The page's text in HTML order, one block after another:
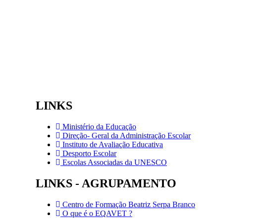
LINKS
Ministério da Educação
Direção- Geral da Administração Escolar
Instituto de Avaliação Educativa
Desporto Escolar
Escolas Associadas da UNESCO
LINKS - AGRUPAMENTO
Centro de Formação Beatriz Serpa Branco
O que é o EQAVET ?